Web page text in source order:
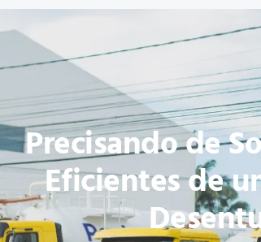
Precisando de
Eficientes de